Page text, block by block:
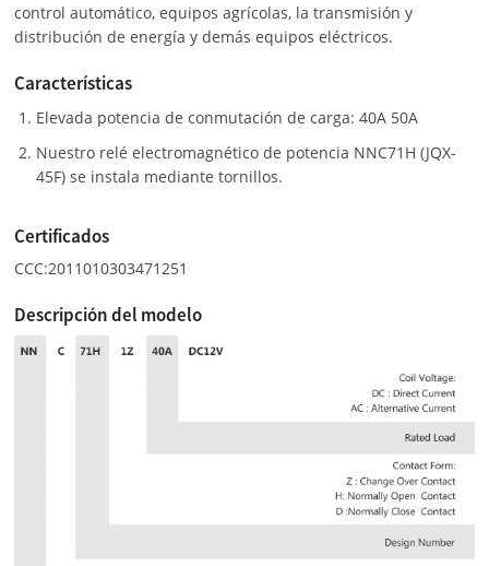
control automático, equipos agrícolas, la transmisión y
distribución de energía y demás equipos eléctricos.
Características
Elevada potencia de conmutación de carga: 40A 50A
Nuestro relé electromagnético de potencia NNC71H (JQX-
45F) se instala mediante tornillos.
Certificados
CCC:2011010303471251
Descripción del modelo